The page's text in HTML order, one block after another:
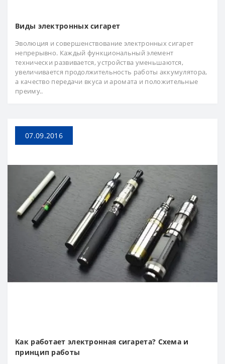
Виды электронных сигарет
Эволюция и совершенствование электронных сигарет
непрерывно. Каждый функциональный элемент
технически развивается, устройства уменьшаются,
увеличивается продолжительность работы аккумулятора,
а качество передачи вкуса и аромата и положительные
преиму..
07.09.2016
Как работает электронная сигарета? Схема и
принцип работы